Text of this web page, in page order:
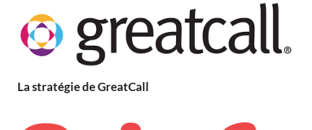
La stratégie de GreatCall